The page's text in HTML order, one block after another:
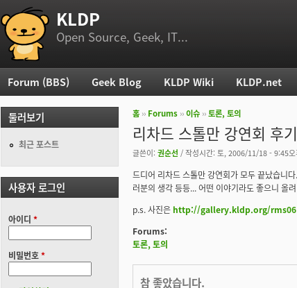
부 메뉴 KLDP
Open Source, Geek, IT...
현재 위치
홈 ›› Forums ››이슈 ››토론, 토의
리차드 스톨만 강연회 후
글쓴이: 권순선 / 작성시간: 토, 2006/11/18 - 9:45오
드디어 리차드 스톨만 강연회가 모두 끝났습니
러분의 생각 등등... 어떤 이야기라도 좋으니 올
p.s. 사진은 http://gallery.kldp.org/rms06
Forums:
토론, 토의
참 좋았습니다.
주 메뉴
Forum (BBS) Geek Blog KLDP Wiki KLDP.net
둘러보기
최근 포스트
사용자 로그인
아이디 *
비밀번호*